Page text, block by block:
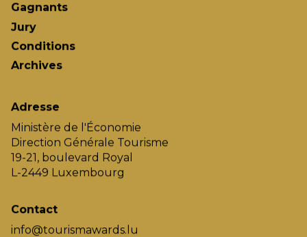
Gagnants
Jury
Conditions
Archives
Adresse
Ministère de l'Économie
Direction Générale Tourisme
19-21, boulevard Royal
L-2449 Luxembourg
Contact
info@tourismawards.lu